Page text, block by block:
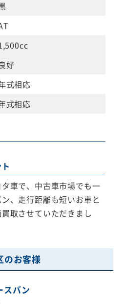
良好
式相応
式相応
車で、中古車市場でも一
、走行距離も短いお車と
取させていただきまし
のお客様
スバン